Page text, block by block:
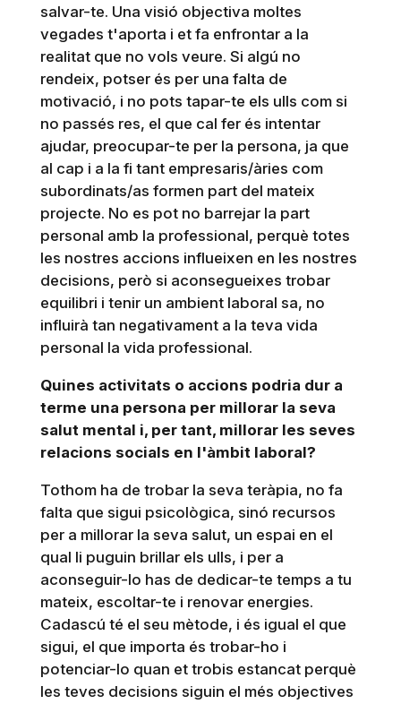
salvar-te. Una visió objectiva moltes
vegades t'aporta i et fa enfrontar a la
realitat que no vols veure. Si algú no
rendeix, potser és per una falta de
motivació, i no pots tapar-te els ulls com si
no passés res, el que cal fer és intentar
ajudar, preocupar-te per la persona, ja que
al cap i a la fi tant empresaris/àries com
subordinats/as formen part del mateix
projecte. No es pot no barrejar la part
personal amb la professional, perquè totes
les nostres accions influeixen en les nostres
decisions, però si aconsegueixes trobar
equilibri i tenir un ambient laboral sa, no
influirà tan negativament a la teva vida
personal la vida professional.
Quines activitats o accions podria dur a
terme una persona per millorar la seva
salut mental i, per tant, millorar les seves
relacions socials en l'àmbit laboral?
Tothom ha de trobar la seva teràpia, no fa
falta que sigui psicològica, sinó recursos
per a millorar la seva salut, un espai en el
qual li puguin brillar els ulls, i per a
aconseguir-lo has de dedicar-te temps a tu
mateix, escoltar-te i renovar energies.
Cadascú té el seu mètode, i és igual el que
sigui, el que importa és trobar-ho i
potenciar-lo quan et trobis estancat perquè
les teves decisions siguin el més objectives